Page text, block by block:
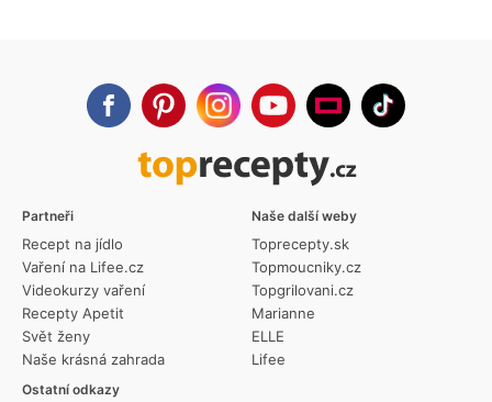
Partneři
Recept na jídlo
Vaření na Lifee.cz
Videokurzy vaření
Recepty Apetit
Svět ženy
Naše krásná zahrada
Ostatní odkazy
Naše další weby
Toprecepty.sk
Topmoucniky.cz
Topgrilovani.cz
Marianne
ELLE
Lifee